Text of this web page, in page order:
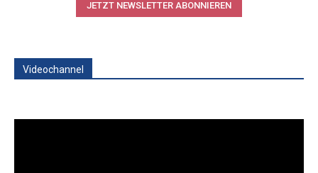
JETZT NEWSLETTER ABONNIEREN
Videochannel